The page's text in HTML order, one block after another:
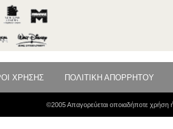
ΧΡΗΣΗΣ ΠΟΛΙΤΙΚΗ ΑΠΟΡΡΗΤΟΥ
©2005 Απαγορεύεται οποιαδήποτε χρήση